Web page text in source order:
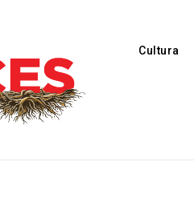
Cultura